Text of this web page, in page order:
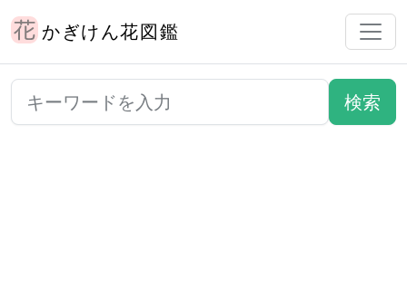
かぎけん花図鑑